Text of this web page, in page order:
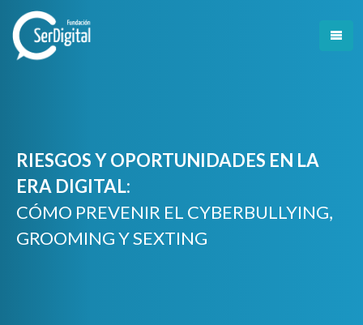
content
RIESGOS Y OPORTUNIDADES EN LA
ERA DIGITAL:
CÓMO PREVENIR EL CYBERBULLYING,
GROOMING Y SEXTING